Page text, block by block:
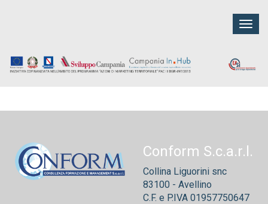
Conform S.c.a.r.l.
Collina Liguorini snc
83100 - Avellino
C.F. e P.IVA 01957750647